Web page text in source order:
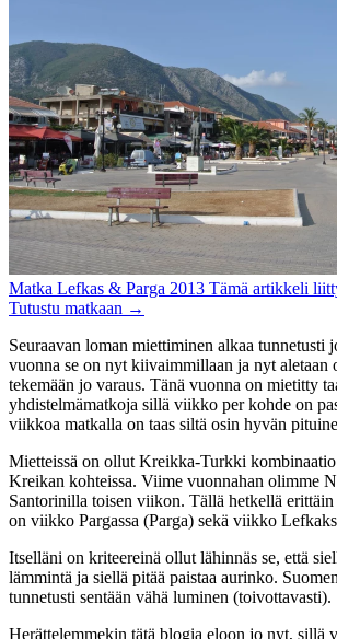
Matka Lefkas & Parga 2013 Tämä artikkeli
Tutustu matkaan →
Seuraavan loman miettiminen alkaa tunnetusti
vuonna se on nyt kiivaimmillaan ja nyt aletaan
tekemään jo varaus. Tänä vuonna on mietitty
yhdistelmämatkoja sillä viikko per kohde on
viikkoa matkalla on taas siltä osin hyvän
Mietteissä on ollut Kreikka-Turkki
Kreikan kohteissa. Viime vuonnahan olimme
Santorinilla toisen viikon. Tällä hetkellä erittäin
on viikko Pargassa (Parga) sekä viikko
Itselläni on kriteereinä ollut lähinnäs se, että
lämmintä ja siellä pitää paistaa aurinko.
tunnetusti sentään vähä luminen (toivottavasti).
Herättelemmekin tätä blogia eloon jo nyt, sillä